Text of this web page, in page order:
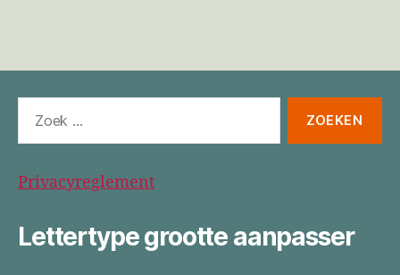
naar:
Privacyreglement
Lettertype grootte aanpasser